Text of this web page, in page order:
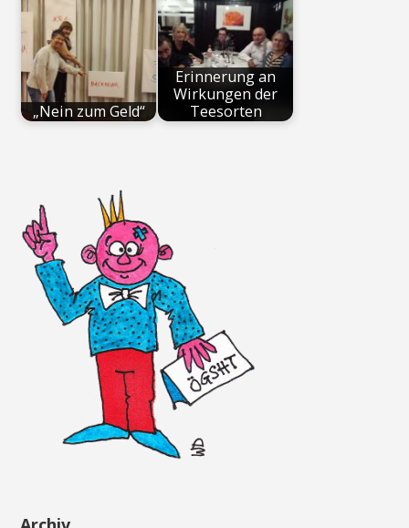
„Nein zum Geld“
Erinnerung an
Wirkungen der
Teesorten